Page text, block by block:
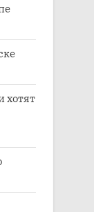
хотят